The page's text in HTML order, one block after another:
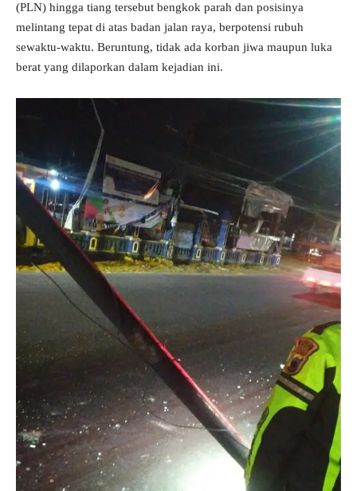
(PLN) hingga tiang tersebut bengkok parah dan posisinya
melintang tepat di atas badan jalan raya, berpotensi rubuh
sewaktu-waktu. Beruntung, tidak ada korban jiwa maupun luka
berat yang dilaporkan dalam kejadian ini.